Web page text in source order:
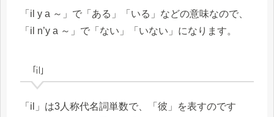
「il y a ～」で「ある」「いる」などの意味なので、
「il n’y a ～」で「ない」「いない」になります。
「il」
「il」は3人称代名詞単数で、「彼」を表すのです